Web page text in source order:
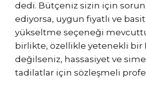
dedi. Bütçeniz sizin için sorun
ediyorsa, uygun fiyatlı ve
yükseltme seçeneği
birlikte, özellikle yetenekli bir
değilseniz, hassasiyet ve
tadilatlar için sözleşmeli